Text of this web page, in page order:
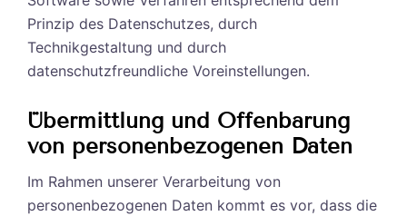
Prinzip des Datenschutzes, durch
Technikgestaltung und durch
datenschutzfreundliche Voreinstellungen.
Übermittlung und Offenbarung
von personenbezogenen Daten
Im Rahmen unserer Verarbeitung von
personenbezogenen Daten kommt es vor, dass die